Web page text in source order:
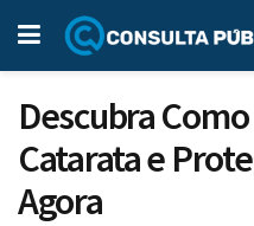
Descubra
Catarata e
Agora